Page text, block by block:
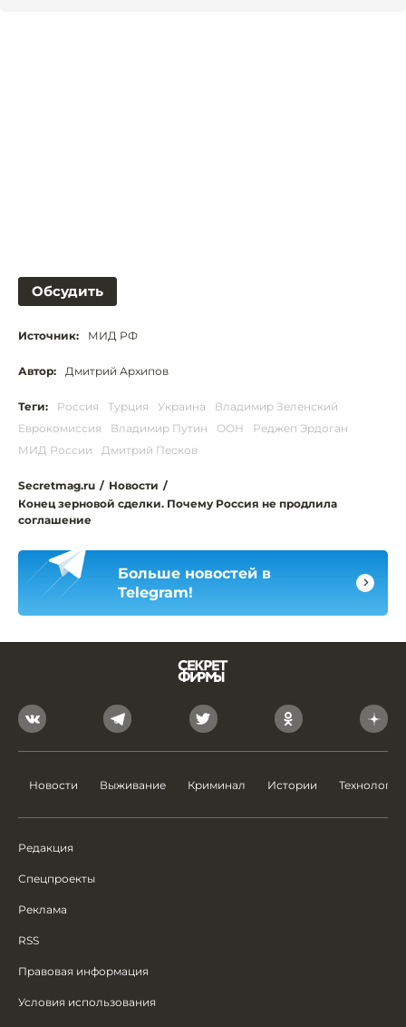
Обсудить
Источник: МИД РФ
Автор: Дмитрий Архипов
Теги: Россия Турция Украина
Владимир Зеленский
Еврокомиссия
Владимир Путин ООН
Реджеп Эрдоган
МИД России
Дмитрий Песков
Secretmag.ru / Новости /
Конец зерновой сделки. Почему Россия не продлила
соглашение
Больше новостей в
Telegram!
Новости Выживание Криминал Истории Технологии
Редакция
Спецпроекты
Реклама
RSS
Правовая информация
Условия использования